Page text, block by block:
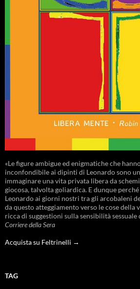
«Le figure ambigue ed enigmatiche che
inconfondibile ai dipinti di Leonardo sono
immaginare una vita privata libera da
giocosa, talvolta goliardica. E dunque
Leonardo ai giorni nostri tra gli arcobaleni
da questo atteggiamento verso le cose della
ricca di suggestioni sulla sensibilità sessuale
Corriere della Sera
Acquista su Feltrinelli →
TAG